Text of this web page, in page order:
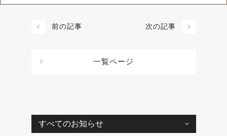
前の記事 次の記事
一覧ページ